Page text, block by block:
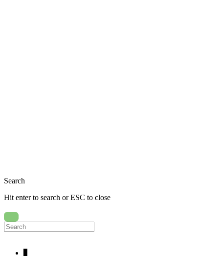
Close
Search
Hit enter to search or ESC to close
Search
for: